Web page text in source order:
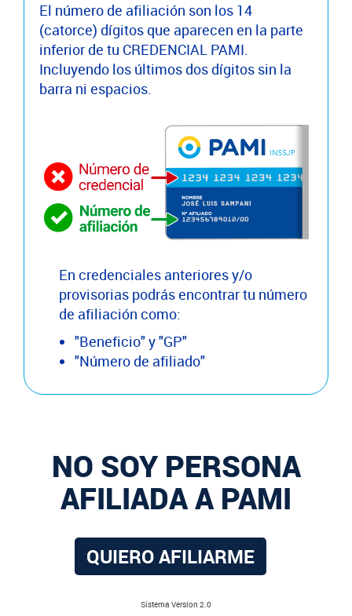
El número de afiliación son los 14
(catorce) dígitos que aparecen en la parte
inferior de tu CREDENCIAL PAMI.
Incluyendo los últimos dos dígitos sin la
barra ni espacios.
En credenciales anteriores y/o
provisorias podrás encontrar tu número
de afiliación como:
"Beneficio" y "GP"
"Número de afiliado"
NO SOY PERSONA
AFILIADA A PAMI
QUIERO AFILIARME
Sistema Versíon 2.0